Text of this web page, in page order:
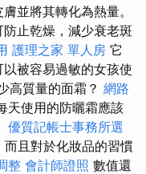
並將其轉化為熱量。
止乾燥，減少衰老斑
護理之家 單人房 它
被容易過敏的女孩使
高質量的面霜？ 網路
天使用的防曬霜應該
優質記帳士事務所選
而且對於化妝品的習慣
整 會計師證照 數值還